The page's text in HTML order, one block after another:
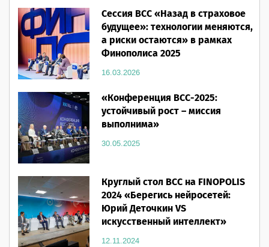
Сессия ВСС «Назад в страховое
будущее»: технологии меняются,
а риски остаются» в рамках
Финополиса 2025
16.03.2026
«Конференция ВСС-2025:
устойчивый рост – миссия
выполнима»
30.05.2025
Круглый стол ВСС на FINOPOLIS
2024 «Берегись нейросетей:
Юрий Деточкин VS
искусственный интеллект»
12.11.2024